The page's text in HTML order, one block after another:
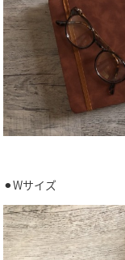
⚫︎Wサイズ